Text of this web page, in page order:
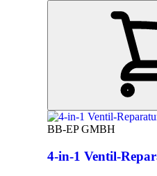
BB-EP GMBH
4-in-1 Ventil-